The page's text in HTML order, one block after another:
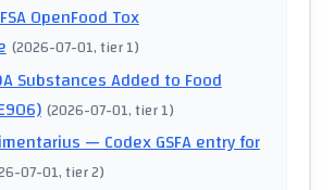
OpenFood Tox
(2026-07-01, tier 1)
Substances Added to Food
(2026-07-01, tier 1)
— Codex GSFA entry for
07-01, tier 2)